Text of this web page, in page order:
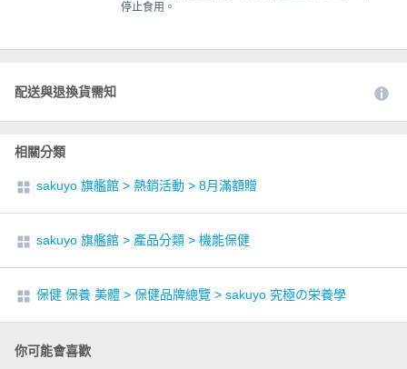
停止食用。
配送與退換貨需知
相關分類
sakuyo 旗艦館 > 熱銷活動 > 8月滿額贈
sakuyo 旗艦館 > 產品分類 > 機能保健
保健 保養 美體 > 保健品牌總覽 > sakuyo 究極の栄養學
你可能會喜歡